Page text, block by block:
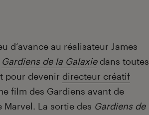
d’avance au réalisateur James
Gardiens de la Galaxiedans toutes
pour devenir directeur créatif
film des Gardiens avant de
Marvel. La sortie des Gardiens de